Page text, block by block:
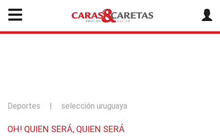
Deportes | selección uruguaya
OH! QUIEN SERÁ, QUIEN SERÁ